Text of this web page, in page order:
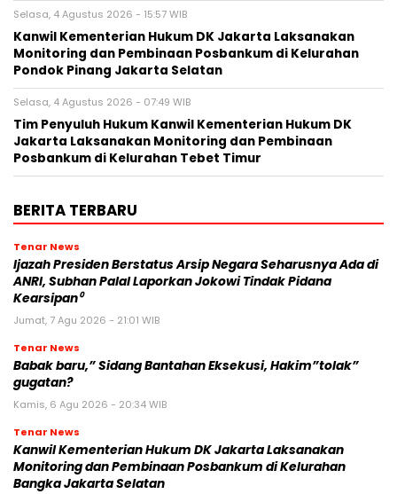
Selasa, 4 Agustus 2026 - 15:57 WIB
Kanwil Kementerian Hukum DK Jakarta Laksanakan
Monitoring dan Pembinaan Posbankum di Kelurahan
Pondok Pinang Jakarta Selatan
Selasa, 4 Agustus 2026 - 07:49 WIB
Tim Penyuluh Hukum Kanwil Kementerian Hukum DK
Jakarta Laksanakan Monitoring dan Pembinaan
Posbankum di Kelurahan Tebet Timur
BERITA TERBARU
Tenar News
Ijazah Presiden Berstatus Arsip Negara Seharusnya Ada di
ANRI, Subhan Palal Laporkan Jokowi Tindak Pidana
Kearsipan⁰
Jumat, 7 Agu 2026 - 21:01 WIB
Tenar News
Babak baru,” Sidang Bantahan Eksekusi, Hakim”tolak”
gugatan?
Kamis, 6 Agu 2026 - 20:34 WIB
Tenar News
Kanwil Kementerian Hukum DK Jakarta Laksanakan
Monitoring dan Pembinaan Posbankum di Kelurahan
Bangka Jakarta Selatan